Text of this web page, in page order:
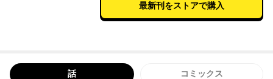
最新刊をストアで購入
話 コミックス